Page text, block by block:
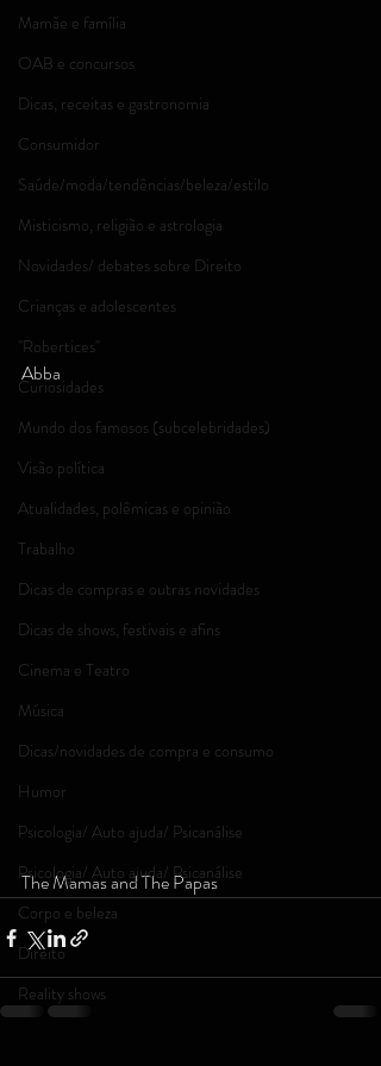
Mamãe e família
OAB e concursos
Dicas, receitas e gastronomia
Consumidor
Saúde/moda/tendências/beleza/estilo
Misticismo, religião e astrologia
Novidades/ debates sobre Direito
Crianças e adolescentes
''Robertices''
Curiosidades
Mundo dos famosos (subcelebridades)
Visão política
Atualidades, polêmicas e opinião
Trabalho
Dicas de compras e outras novidades
Dicas de shows, festivais e afins
Cinema e Teatro
Música
Dicas/novidades de compra e consumo
Humor
Psicologia/ Auto ajuda/ Psicanálise
Psicologia/ Auto ajuda/ Psicanálise
Corpo e beleza
Direito
Reality shows
Abba
The Mamas and The Papas